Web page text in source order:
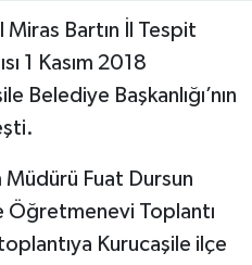
Bartın İl Tespit
1 Kasım 2018
Belediye Başkanlığı’nın
Müdürü Fuat Dursun
Öğretmenevi Toplantı
Kurucaşile ilçe